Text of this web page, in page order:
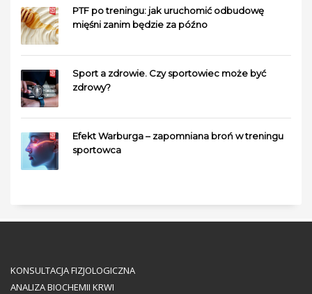
PTF po treningu: jak uruchomić odbudowę
mięśni zanim będzie za późno
Sport a zdrowie. Czy sportowiec może być
zdrowy?
Efekt Warburga – zapomniana broń w treningu
sportowca
KONSULTACJA FIZJOLOGICZNA
ANALIZA BIOCHEMII KRWI